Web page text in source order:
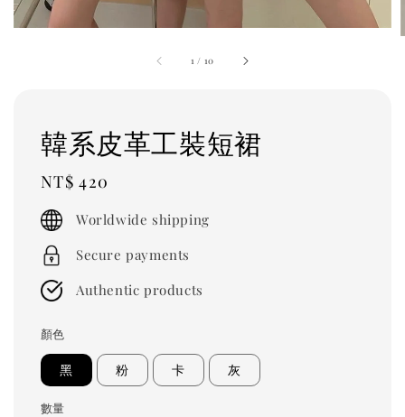
1 / 10
韓系皮革工裝短裙
Regular
price
NT$ 420
Worldwide shipping
Secure payments
Authentic products
顏色
黑 粉 卡 灰
數量